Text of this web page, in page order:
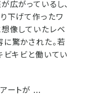
広がっているし、
下げて作ったワ
像していたレベ
驚かされた。若
ビキビと働いてい
ートが ...